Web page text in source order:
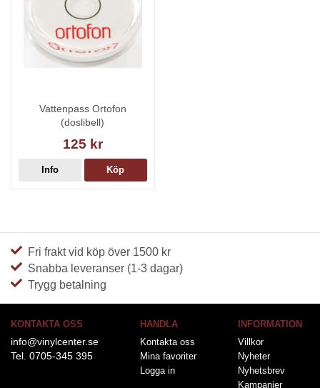
Vattenpass Ortofon
(doslibell)
125 kr
Info Köp
Fri frakt vid köp över 1500 kr
Snabba leveranser (1-3 dagar)
Trygg betalning
KONTAKTA OSS
info@vinylcenter.se
Tel. 0705-345 395
HANDLA
Kontakta oss
Mina favoriter
Logga in
INFORMATION
Villkor
Nyheter
Nyhetsbrev
Kampanjer